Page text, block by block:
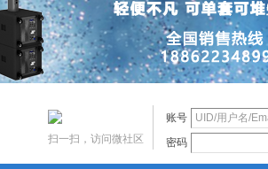
账号
密码
扫一扫，访问微社区